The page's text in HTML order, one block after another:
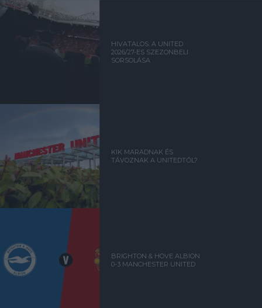
HIVATALOS: A UNITED
2026/27-ES SZEZONBELI
SORSOLÁSA
KIK MARADNAK ÉS
TÁVOZNAK A UNITEDTŐL?
BRIGHTON & HOVE ALBION
0-3 MANCHESTER UNITED